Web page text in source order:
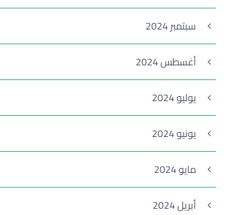
سبتمبر 2024
أغسطس 2024
يوليو 2024
يونيو 2024
مايو 2024
أبريل 2024